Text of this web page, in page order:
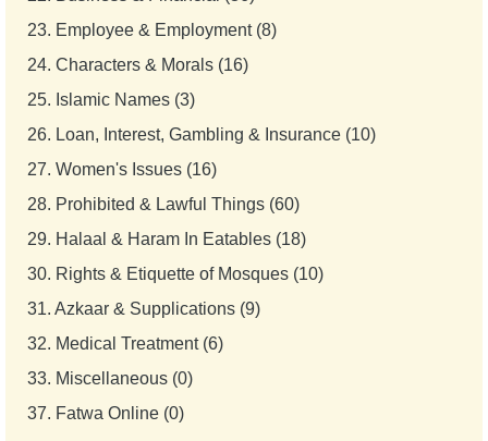
23. Employee & Employment (8)
24. Characters & Morals (16)
25. Islamic Names (3)
26. Loan, Interest, Gambling & Insurance (10)
27. Women's Issues (16)
28. Prohibited & Lawful Things (60)
29. Halaal & Haram In Eatables (18)
30. Rights & Etiquette of Mosques (10)
31. Azkaar & Supplications (9)
32. Medical Treatment (6)
33. Miscellaneous (0)
37. Fatwa Online (0)